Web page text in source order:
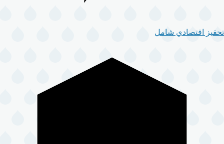
تحفيز اقتصادي شامل